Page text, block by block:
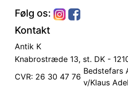
Følg os:
Kontakt
Antik K
Knabrostræde 13, st. DK -
CVR: 26 30 47 76
Bedstefars
v/Klaus